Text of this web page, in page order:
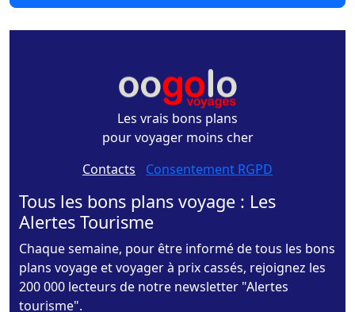
Les vrais bons plans
pour voyager moins cher
Contacts - Consentement RGPD
Tous les bons plans voyage : Les
Alertes Tourisme
Chaque semaine, pour être informé de tous les bons
plans voyage et voyager à prix cassés, rejoignez les
200 000 lecteurs de notre newsletter "Alertes
tourisme".